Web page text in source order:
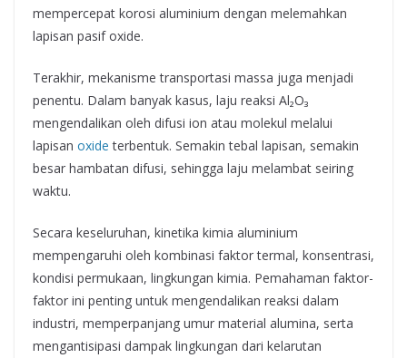
mempercepat korosi aluminium dengan melemahkan
lapisan pasif oxide.
Terakhir, mekanisme transportasi massa juga menjadi
penentu. Dalam banyak kasus, laju reaksi Al₂O₃
mengendalikan oleh difusi ion atau molekul melalui
lapisan oxide terbentuk. Semakin tebal lapisan, semakin
besar hambatan difusi, sehingga laju melambat seiring
waktu.
Secara keseluruhan, kinetika kimia aluminium
mempengaruhi oleh kombinasi faktor termal, konsentrasi,
kondisi permukaan, lingkungan kimia. Pemahaman faktor-
faktor ini penting untuk mengendalikan reaksi dalam
industri, memperpanjang umur material alumina, serta
mengantisipasi dampak lingkungan dari kelarutan